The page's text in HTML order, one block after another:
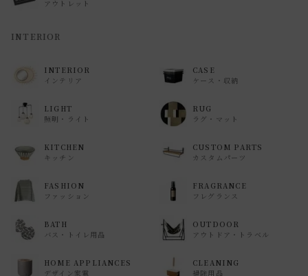
アウトレット
INTERIOR
INTERIOR
インテリア
CASE
ケース・収納
LIGHT
照明・ライト
RUG
ラグ・マット
KITCHEN
キッチン
CUSTOM PARTS
カスタムパーツ
FASHION
ファッション
FRAGRANCE
フレグランス
BATH
バス・トイレ用品
OUTDOOR
アウトドア・トラベル
HOME APPLIANCES
デザイン家電
CLEANING
掃除用品